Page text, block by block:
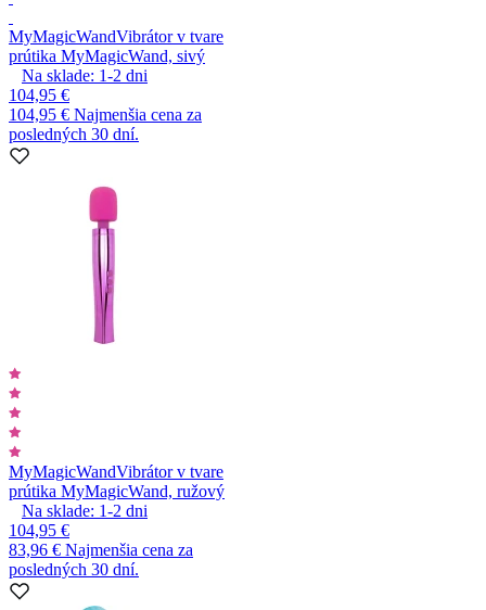
MyMagicWandVibrátor v tvare
prútika MyMagicWand, sivý
Na sklade: 1-2 dni
104,95 €
104,95 € Najmenšia cena za
posledných 30 dní.
MyMagicWandVibrátor v tvare
prútika MyMagicWand, ružový
Na sklade: 1-2 dni
104,95 €
83,96 € Najmenšia cena za
posledných 30 dní.